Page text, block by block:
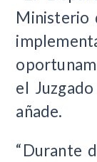
Ministerio
el
añade.
“Durante